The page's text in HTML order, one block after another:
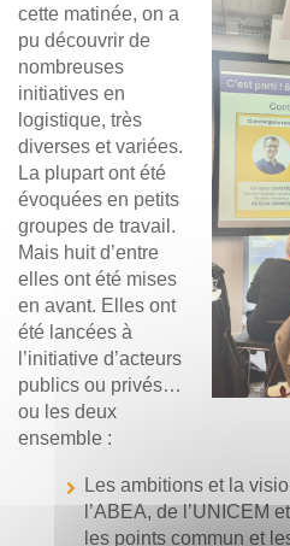
cette matinée, on a
pu découvrir de
nombreuses
initiatives en
logistique, très
diverses et variées.
La plupart ont été
évoquées en petits
groupes de travail.
Mais huit d’entre
elles ont été mises
en avant. Elles ont
été lancées à
l’initiative d’acteurs
publics ou privés…
ou les deux
ensemble :
Les ambitions et la
l’ABEA, de l’UNICEM
les points commun et